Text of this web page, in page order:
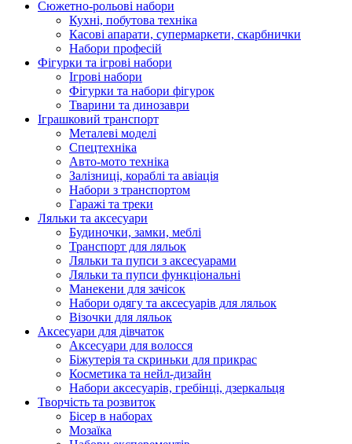
Сюжетно-рольові набори
Кухні, побутова техніка
Касові апарати, супермаркети, скарбнички
Набори професій
Фігурки та ігрові набори
Ігрові набори
Фігурки та набори фігурок
Тварини та динозаври
Іграшковий транспорт
Металеві моделі
Спецтехніка
Авто-мото техніка
Залізниці, кораблі та авіація
Набори з транспортом
Гаражі та треки
Ляльки та аксесуари
Будиночки, замки, меблі
Транспорт для ляльок
Ляльки та пупси з аксесуарами
Ляльки та пупси функціональні
Манекени для зачісок
Набори одягу та аксесуарів для ляльок
Візочки для ляльок
Аксесуари для дівчаток
Аксесуари для волосся
Біжутерія та скриньки для прикрас
Косметика та нейл-дизайн
Набори аксесуарів, гребінці, дзеркальця
Творчість та розвиток
Бісер в наборах
Мозаїка